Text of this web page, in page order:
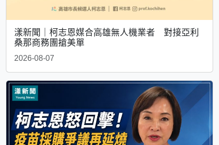
漾新聞｜柯志恩媒合高雄無人機業者 對接亞利
桑那商務團搶美單
2026-08-07